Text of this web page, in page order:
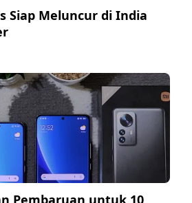
Siap Meluncur di India
Pembaruan untuk 10